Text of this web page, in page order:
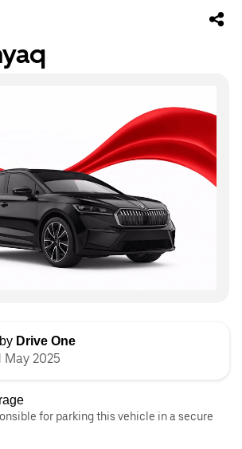
Drive One
2025
for parking this vehicle in a secure